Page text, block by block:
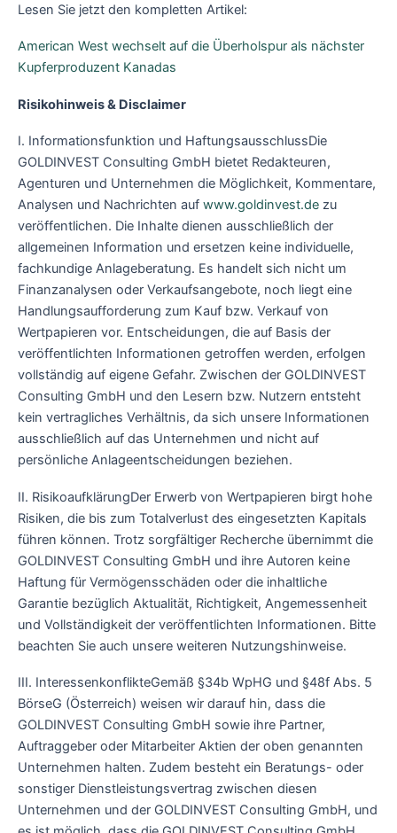
Lesen Sie jetzt den kompletten Artikel:
American West wechselt auf die Überholspur als nächster
Kupferproduzent Kanadas
Risikohinweis & Disclaimer
I. Informationsfunktion und HaftungsausschlussDie
GOLDINVEST Consulting GmbH bietet Redakteuren,
Agenturen und Unternehmen die Möglichkeit, Kommentare,
Analysen und Nachrichten auf www.goldinvest.de zu
veröffentlichen. Die Inhalte dienen ausschließlich der
allgemeinen Information und ersetzen keine individuelle,
fachkundige Anlageberatung. Es handelt sich nicht um
Finanzanalysen oder Verkaufsangebote, noch liegt eine
Handlungsaufforderung zum Kauf bzw. Verkauf von
Wertpapieren vor. Entscheidungen, die auf Basis der
veröffentlichten Informationen getroffen werden, erfolgen
vollständig auf eigene Gefahr. Zwischen der GOLDINVEST
Consulting GmbH und den Lesern bzw. Nutzern entsteht
kein vertragliches Verhältnis, da sich unsere Informationen
ausschließlich auf das Unternehmen und nicht auf
persönliche Anlageentscheidungen beziehen.
II. RisikoaufklärungDer Erwerb von Wertpapieren birgt hohe
Risiken, die bis zum Totalverlust des eingesetzten Kapitals
führen können. Trotz sorgfältiger Recherche übernimmt die
GOLDINVEST Consulting GmbH und ihre Autoren keine
Haftung für Vermögensschäden oder die inhaltliche
Garantie bezüglich Aktualität, Richtigkeit, Angemessenheit
und Vollständigkeit der veröffentlichten Informationen. Bitte
beachten Sie auch unsere weiteren Nutzungshinweise.
III. InteressenkonflikteGemäß §34b WpHG und §48f Abs. 5
BörseG (Österreich) weisen wir darauf hin, dass die
GOLDINVEST Consulting GmbH sowie ihre Partner,
Auftraggeber oder Mitarbeiter Aktien der oben genannten
Unternehmen halten. Zudem besteht ein Beratungs- oder
sonstiger Dienstleistungsvertrag zwischen diesen
Unternehmen und der GOLDINVEST Consulting GmbH, und